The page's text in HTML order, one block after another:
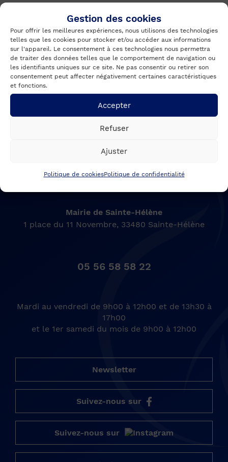
Gestion des cookies
Pour offrir les meilleures expériences, nous utilisons des technologies
telles que les cookies pour stocker et/ou accéder aux informations
sur l'appareil. Le consentement à ces technologies nous permettra
de traiter des données telles que le comportement de navigation ou
les identifiants uniques sur ce site. Ne pas consentir ou retirer son
consentement peut affecter négativement certaines caractéristiques
et fonctions.
Accepter
Refuser
Ajuster
Politique de cookiesPolitique de confidentialité
PRÉCÉDENTE SUIVANTE
Abonnez-vous à notre
newsletter
Mairie de Sainte-Hélène
1 place du 11 Novembre, 33480 Sainte-Hélène
05 56 58 58 22
Mardi au vendredi de 9h00 à 12h00 et de 13h30 à
17h00
et le 1er samedi du mois de 9h00 à 12h00
Newsletter
Suivez-nous sur
Suivez-nous sur